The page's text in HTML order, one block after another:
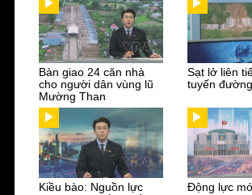
Bàn giao 24 căn nhà
cho người dân vùng lũ
Mường Than
Sạt lở liên
tuyến
Kiều bào: Nguồn lực
Động lực